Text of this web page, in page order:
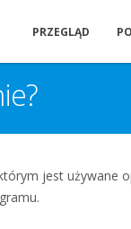
PRZEGLĄD
jest